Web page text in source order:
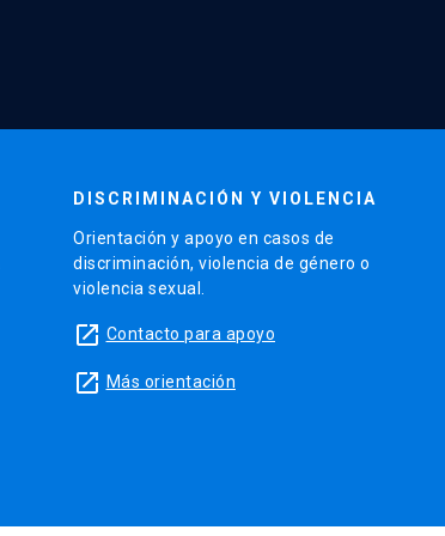
DISCRIMINACIÓN Y VIOLENCIA
Orientación y apoyo en casos de
discriminación, violencia de género o
violencia sexual.
launch Contacto para apoyo
launch Más orientación